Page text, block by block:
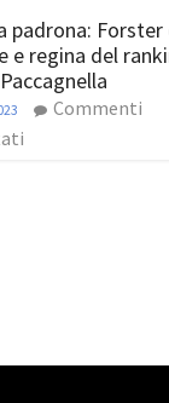
padrona: Forster
e regina del
Commenti